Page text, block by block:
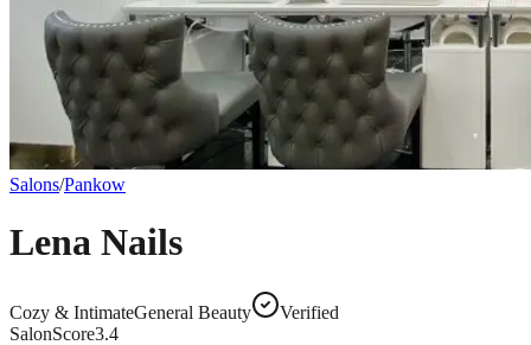
Salons/Pankow
Lena Nails
Cozy & IntimateGeneral Beauty
Verified
SalonScore3.4